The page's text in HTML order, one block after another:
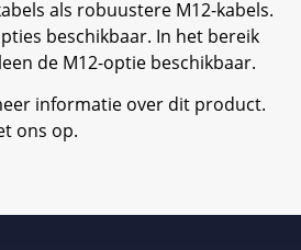
als robuustere M12-kabels.
beschikbaar. In het bereik
de M12-optie beschikbaar.
informatie over dit product.
ons op.